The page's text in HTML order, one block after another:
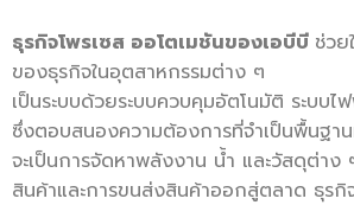
ธุรกิจโพรเซส ออโตเมชันของเอบีบี ช่วย
ของธุรกิจในอุตสาหกรรมต่าง ๆ
เป็นระบบด้วยระบบควบคุมอัตโนมัติ ระบบไ
ซึ่งตอบสนองความต้องการที่จำเป็นพื้นฐาน
จะเป็นการจัดหาพลังงาน น้ำ และวัสดุต่า
สินค้าและการขนส่งสินค้าออกสู่ตลาด ธุรกิ